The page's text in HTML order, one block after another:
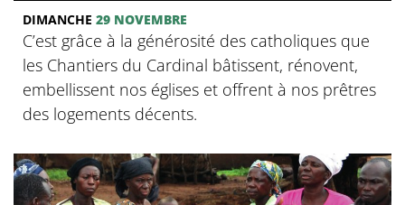
DIMANCHE 29 NOVEMBRE
C’est grâce à la générosité des catholiques que
les Chantiers du Cardinal bâtissent, rénovent,
embellissent nos églises et offrent à nos prêtres
des logements décents.